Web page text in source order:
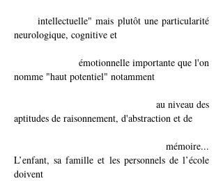
intellectuelle" mais plutôt une particularité
neurologique, cognitive et
émotionnelle importante que l'on
nomme "haut potentiel" notamment
au niveau des
aptitudes de raisonnement, d'abstraction et de
mémoire...
L’enfant, sa famille et les personnels de l’école
doivent